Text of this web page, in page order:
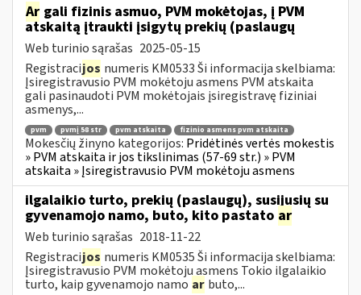
Ar gali fizinis asmuo, PVM mokėtojas, į PVM
atskaitą įtraukti įsigytų prekių (paslaugų
Web turinio sąrašas 2025-05-15
Registracijos numeris KM0533 Ši informacija skelbiama:
Įsiregistravusio PVM mokėtoju asmens PVM atskaita
gali pasinaudoti PVM mokėtojais įsiregistravę fiziniai
asmenys,...
pvm pvmį 58 str pvm atskaita fizinio asmens pvm atskaita
Mokesčių žinyno kategorijos: Pridėtinės vertės mokestis
» PVM atskaita ir jos tikslinimas (57-69 str.) » PVM
atskaita » Įsiregistravusio PVM mokėtoju asmens
ilgalaikio turto, prekių (paslaugų), susijusių su
gyvenamojo namo, buto, kito pastato ar
Web turinio sąrašas 2018-11-22
Registracijos numeris KM0535 Ši informacija skelbiama:
Įsiregistravusio PVM mokėtoju asmens Tokio ilgalaikio
turto, kaip gyvenamojo namo ar buto,...